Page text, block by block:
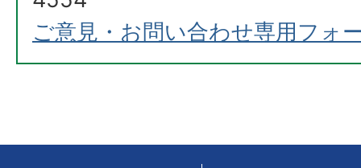
ご意見・お問い合わせ専用フォ